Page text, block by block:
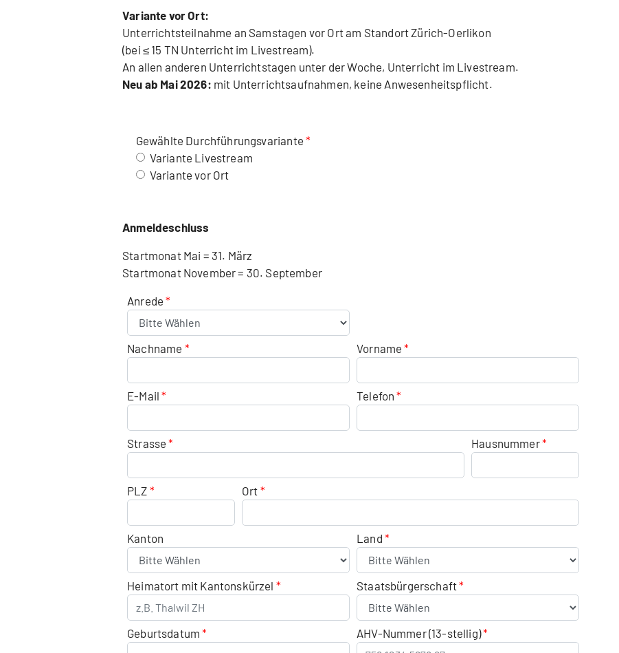
Variante vor Ort:
Unterrichtsteilnahme an Samstagen vor Ort am Standort Zürich-Oerlikon
(bei ≤ 15 TN Unterricht im Livestream).
An allen anderen Unterrichtstagen unter der Woche, Unterricht im Livestream.
Neu ab Mai 2026: mit Unterrichtsaufnahmen, keine Anwesenheitspflicht.
Gewählte Durchführungsvariante
Variante Livestream
Variante vor Ort
Anmeldeschluss
Startmonat Mai = 31. März
Startmonat November = 30. September
Anrede
Nachname Vorname
E-Mail Telefon
Strasse Hausnummer
PLZ Ort
Kanton Land
Heimatort mit Kantonskürzel Staatsbürgerschaft
Geburtsdatum AHV-Nummer (13-stellig)